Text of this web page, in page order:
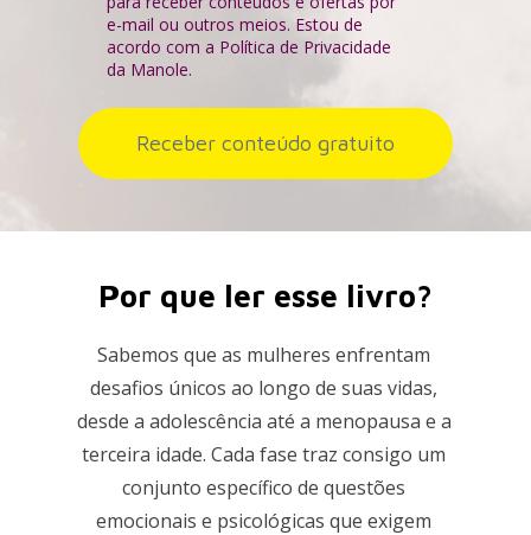
e-mail ou outros meios. Estou de
acordo com a Política de Privacidade
da Manole.
Receber conteúdo gratuito
Sabemos que as mulheres enfrentam
desafios únicos ao longo de suas vidas,
desde a adolescência até a menopausa e a
terceira idade. Cada fase traz consigo um
conjunto específico de questões
emocionais e psicológicas que exigem
Por que ler esse livro?